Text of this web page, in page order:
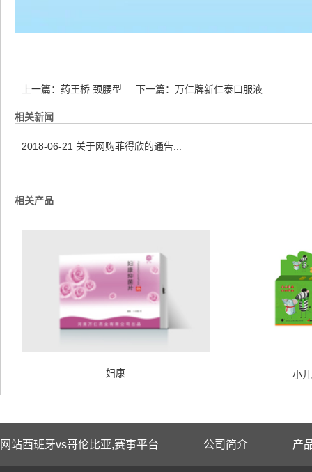
上一篇： 药王桥 颈腰型 下一篇： 万仁牌新仁泰口服液
相关新闻
2018-06-21 关于网购菲得欣的通告...
相关产品
妇康 小
网站西班牙vs哥伦比亚,赛事平台 公司简介 产